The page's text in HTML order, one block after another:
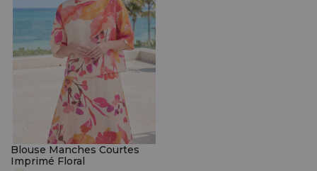
Blouse Manches Courtes
Imprimé Floral